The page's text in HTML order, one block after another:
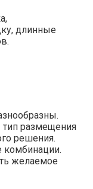
длинные
тип размещения
решения.
комбинации.
желаемое